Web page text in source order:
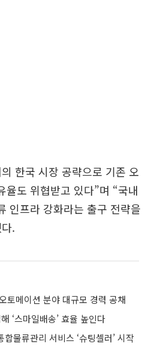
한국 시장 공략으로 기존 오
율도 위협받고 있다”며 “국내
인프라 강화라는 출구 전략을
.
토메이션 분야 대규모 경력 공채
‘스마일배송’ 효율 높인다
물류관리 서비스 ‘슈팅셀러’ 시작